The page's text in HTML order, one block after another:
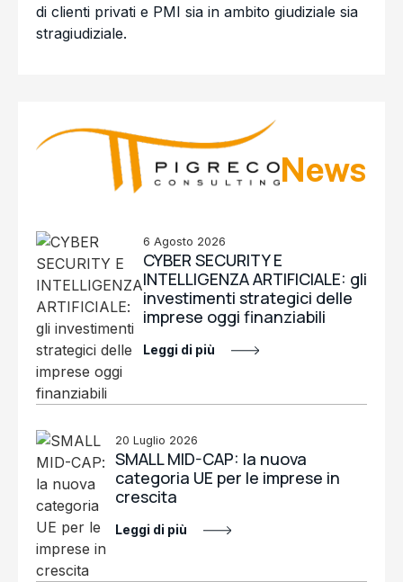
di clienti privati e PMI sia in ambito giudiziale sia
stragiudiziale.
News
6 Agosto 2026
CYBER SECURITY E
INTELLIGENZA ARTIFICIALE: gli
investimenti strategici delle
imprese oggi finanziabili
Leggi di più
20 Luglio 2026
SMALL MID-CAP: la nuova
categoria UE per le imprese in
crescita
Leggi di più